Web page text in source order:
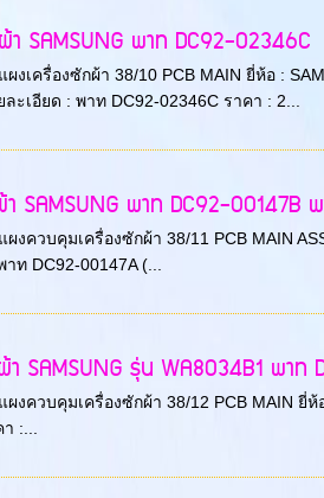
SAMSUNG พาท DC92-02346C
งเครื่องซักผ้า 38/10 PCB MAIN ยี่ห้อ :
ละเอียด : พาท DC92-02346C ราคา : 2...
SAMSUNG พาท DC92-00147B
งควบคุมเครื่องซักผ้า 38/11 PCB MAIN
ท DC92-00147A (...
SAMSUNG รุ่น WA8034B1 พาท
งควบคุมเครื่องซักผ้า 38/12 PCB MAIN ยี่ห้
:...